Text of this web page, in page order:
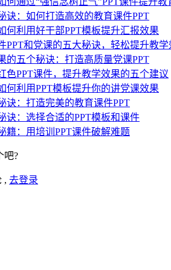
诀：如何打造高效的教育课件PPT
何利用好干部PPT模板提升汇报效果
PPT和党课的五大秘诀，轻松提升教学
的五个秘诀：打造高质量党课PPT
色PPT课件，提升教学效果的五个建议
何利用PPT模板提升你的讲党课效果
诀：打造完美的教育课件PPT
诀：选择合适的PPT模板和课件
籍：用培训PPT课件破解难题
吧?
, 去登录